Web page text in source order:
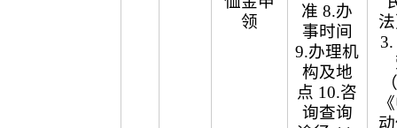
领
准 8.办
事时间
9.办理机
构及地
点 10.咨
询查询